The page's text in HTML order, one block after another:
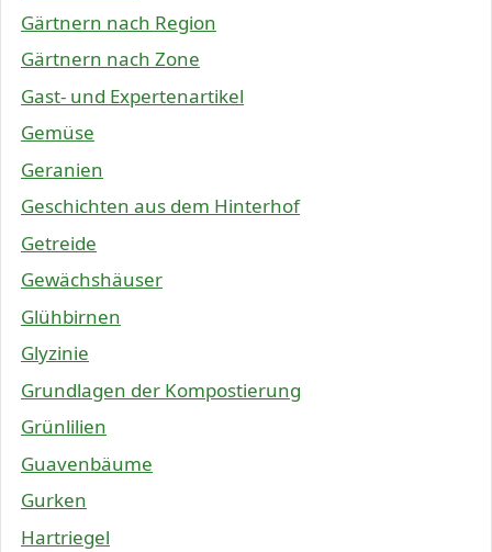
Gärtnern nach Region
Gärtnern nach Zone
Gast- und Expertenartikel
Gemüse
Geranien
Geschichten aus dem Hinterhof
Getreide
Gewächshäuser
Glühbirnen
Glyzinie
Grundlagen der Kompostierung
Grünlilien
Guavenbäume
Gurken
Hartriegel